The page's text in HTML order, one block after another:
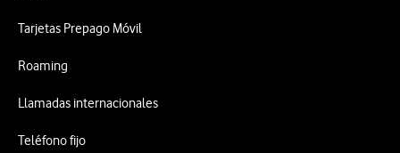
Tarjetas Prepago Móvil
Roaming
Llamadas internacionales
Teléfono fijo